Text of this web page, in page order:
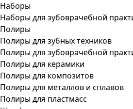
Наборы
Наборы для зубоврачебной
Полиры
Полиры для зубных техников
Полиры для зубоврачебной
Полиры для керамики
Полиры для композитов
Полиры для металлов и сплавов
Полиры для пластмасс